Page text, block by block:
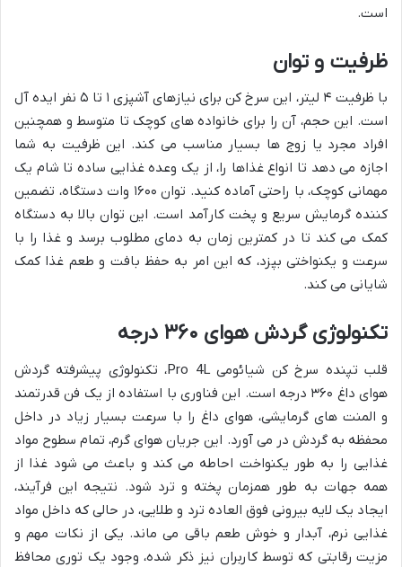
است.
ظرفیت و توان
با ظرفیت ۴ لیتر، این سرخ کن برای نیازهای آشپزی ۱ تا ۵ نفر ایده آل
است. این حجم، آن را برای خانواده های کوچک تا متوسط و همچنین
افراد مجرد یا زوج ها بسیار مناسب می کند. این ظرفیت به شما
اجازه می دهد تا انواع غذاها را، از یک وعده غذایی ساده تا شام یک
مهمانی کوچک، با راحتی آماده کنید. توان ۱۶۰۰ وات دستگاه، تضمین
کننده گرمایش سریع و پخت کارآمد است. این توان بالا به دستگاه
کمک می کند تا در کمترین زمان به دمای مطلوب برسد و غذا را با
سرعت و یکنواختی بپزد، که این امر به حفظ بافت و طعم غذا کمک
شایانی می کند.
تکنولوژی گردش هوای ۳۶۰ درجه
قلب تپنده سرخ کن شیائومی Pro 4L، تکنولوژی پیشرفته گردش
هوای داغ ۳۶۰ درجه است. این فناوری با استفاده از یک فن قدرتمند
و المنت های گرمایشی، هوای داغ را با سرعت بسیار زیاد در داخل
محفظه به گردش در می آورد. این جریان هوای گرم، تمام سطوح مواد
غذایی را به طور یکنواخت احاطه می کند و باعث می شود غذا از
همه جهات به طور همزمان پخته و ترد شود. نتیجه این فرآیند،
ایجاد یک لایه بیرونی فوق العاده ترد و طلایی، در حالی که داخل مواد
غذایی نرم، آبدار و خوش طعم باقی می ماند. یکی از نکات مهم و
مزیت رقابتی که توسط کاربران نیز ذکر شده، وجود یک توری محافظ